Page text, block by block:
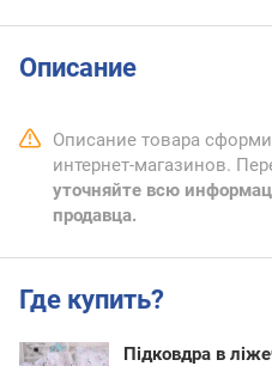
Описание
Описание товара
интернет-магазинов.
уточняйте всю
продавца.
Где купить?
Підковдра в